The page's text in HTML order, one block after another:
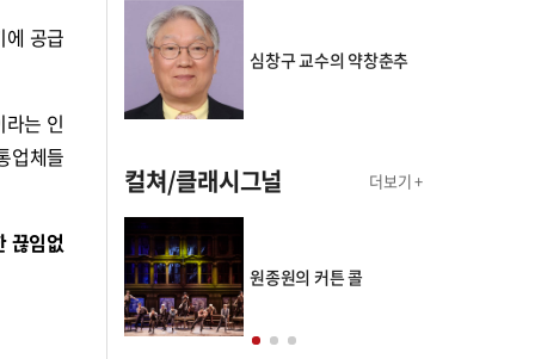
공급
는 인
업체들
끊임없
심창구 교수의 약창춘추
컬쳐/클래시그널 더보기 +
원종원의 커튼 콜